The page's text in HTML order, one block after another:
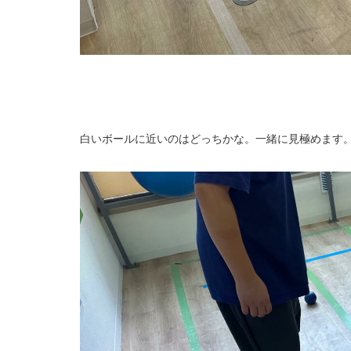
白いボールに近いのはどっちかな。一緒に見極めます